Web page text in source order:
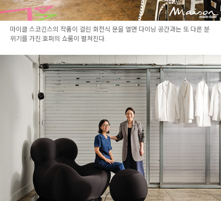
마이클 스코긴스의 작품이 걸린 회전식 문을 열면 다이닝 공간과는 또 다른 분
위기를 가진 호퍼의 쇼룸이 펼쳐진다.